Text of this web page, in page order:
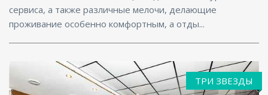
сервиса, а также различные мелочи, делающие
проживание особенно комфортным, а отды...
ТРИ ЗВЕЗДЫ